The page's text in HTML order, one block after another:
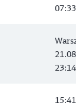
07:33
23:14
15:41